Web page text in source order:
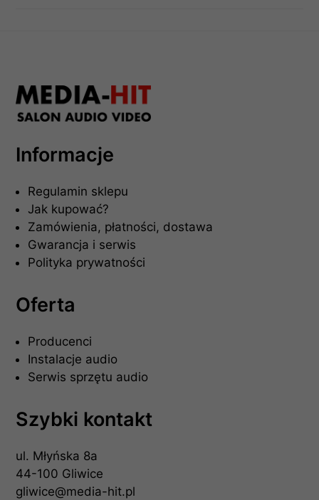
Informacje
Regulamin sklepu
Jak kupować?
Zamówienia, płatności, dostawa
Gwarancja i serwis
Polityka prywatności
Oferta
Producenci
Instalacje audio
Serwis sprzętu audio
Szybki kontakt
ul. Młyńska 8a
44-100 Gliwice
gliwice@media-hit.pl